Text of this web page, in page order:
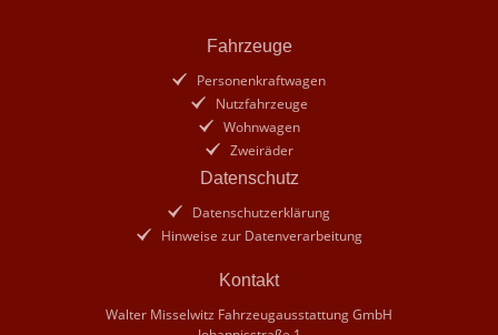
Fahrzeuge
Personenkraftwagen
Nutzfahrzeuge
Wohnwagen
Zweiräder
Datenschutz
Datenschutzerklärung
Hinweise zur Datenverarbeitung
Kontakt
Walter Misselwitz Fahrzeugausstattung GmbH